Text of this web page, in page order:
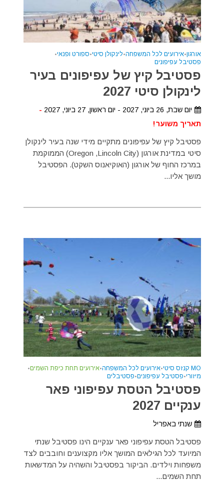
אורגון•אירועים לכל המשפחה•לינקולן סיטי•ספורט ופנאי•
פסטיבל עפיפונים
פסטיבל קיץ של עפיפונים בעיר
לינקולן סיטי 2027
יום שבת, 26 ביוני, 2027 - יום ראשון, 27 ביוני, 2027
-
תאריך משוער!
פסטיבל קיץ של עפיפונים מתקיים מידי שנה בעיר לינקולן
סיטי במדינת אורגון (Oregon ,Lincoln City) הממוקמת
במרכז החוף של אורגון (האוקיאנוס השקט). הפסטיבל
מושך אליו...
MO קנזס סיטי •אירועים לכל המשפחה•אירועים תחת כיפת השמים•
מיזורי•פסטיבל עפיפונים•פסטיבלים
פסטיבל הטסת עפיפוני פאר
ענקיים 2027
שנתי באפריל
פסטיבל הטסת עפיפוני פאר ענקיים הינו פסטיבל שנתי
המיועד לכל הגילאים המושך אליו מקצוענים וחובבים לצד
משפחות וילדים. הביקור בפסטיבל והשהיה על המדשאות
תחת השמים...